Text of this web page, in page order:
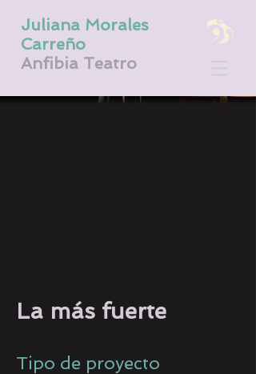
Juliana Morales
Carreño
Anfibia Teatro
La más fuerte
Tipo de proyecto